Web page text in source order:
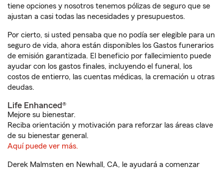
tiene opciones y nosotros tenemos pólizas de seguro que se
ajustan a casi todas las necesidades y presupuestos.
Por cierto, si usted pensaba que no podía ser elegible para un
seguro de vida, ahora están disponibles los Gastos funerarios
de emisión garantizada. El beneficio por fallecimiento puede
ayudar con los gastos finales, incluyendo el funeral, los
costos de entierro, las cuentas médicas, la cremación u otras
deudas.
Life Enhanced®
Mejore su bienestar.
Reciba orientación y motivación para reforzar las áreas clave
de su bienestar general.
Aquí puede ver más.
Derek Malmsten en Newhall, CA, le ayudará a comenzar